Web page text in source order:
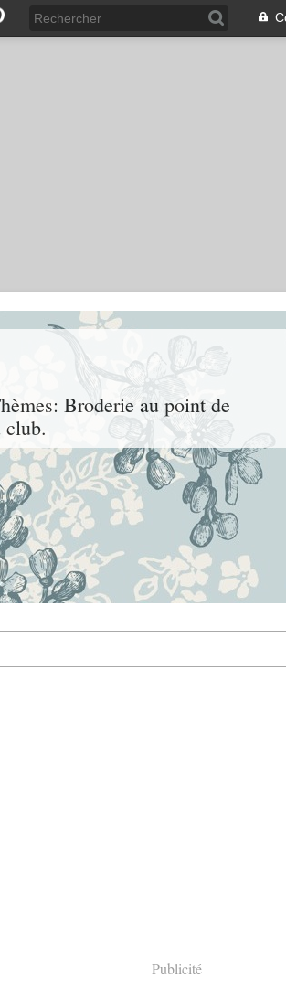
Broderie au point de
club.
Publicité